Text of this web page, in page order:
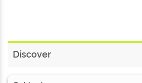
Discover